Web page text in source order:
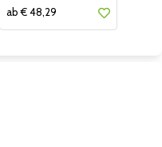
ab € 48,29